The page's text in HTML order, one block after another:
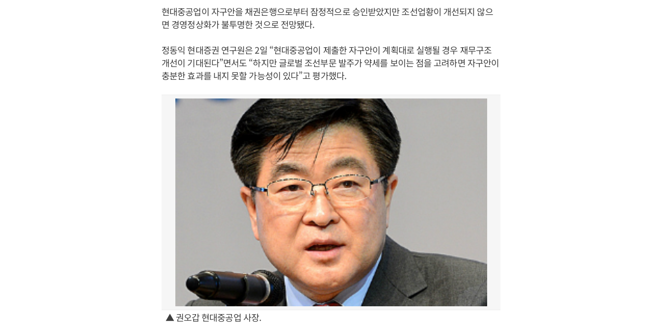
현대중공업이 자구안을 채권은행으로부터 잠정적으로 승인받았지만 조선업황이 개선되지 않으
면 경영정상화가 불투명한 것으로 전망됐다.
정동익 현대증권 연구원은 2일 “현대중공업이 제출한 자구안이 계획대로 실행될 경우 재무구조
개선이 기대된다”면서도 “하지만 글로벌 조선부문 발주가 약세를 보이는 점을 고려하면 자구안이
충분한 효과를 내지 못할 가능성이 있다”고 평가했다.
▲ 권오갑 현대중공업 사장.